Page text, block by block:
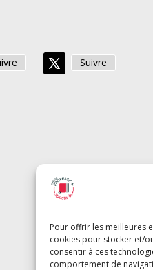
Pour offrir les meilleures
cookies pour stocker et/
consentir à ces
comportement de
Suivre